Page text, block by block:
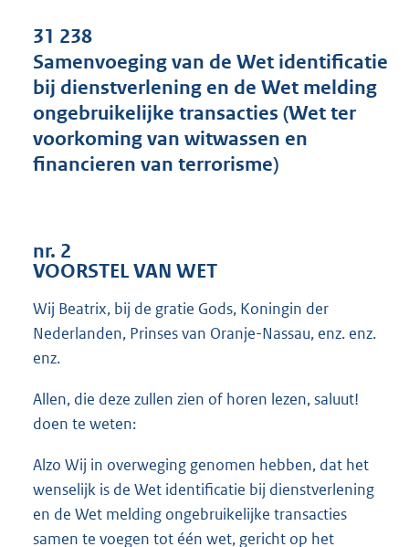
s
g
o
o
t
31 238
Samenvoeging van de Wet identificatie
bij dienstverlening en de Wet melding
ongebruikelijke transacties (Wet ter
voorkoming van witwassen en
financieren van terrorisme)
nr. 2
VOORSTEL VAN WET
Wij Beatrix, bij de gratie Gods, Koningin der
Nederlanden, Prinses van Oranje-Nassau, enz. enz.
enz.
Allen, die deze zullen zien of horen lezen, saluut!
doen te weten:
Alzo Wij in overweging genomen hebben, dat het
wenselijk is de Wet identificatie bij dienstverlening
en de Wet melding ongebruikelijke transacties
samen te voegen tot één wet, gericht op het